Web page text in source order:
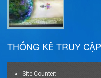
THỐNG KÊ TRUY CẬP
Site Counter: